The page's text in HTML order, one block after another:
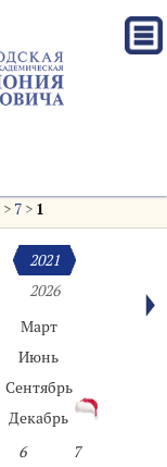
> 7> 1
2021
2026
Март
Июнь
Сентябрь
Декабрь
6
7